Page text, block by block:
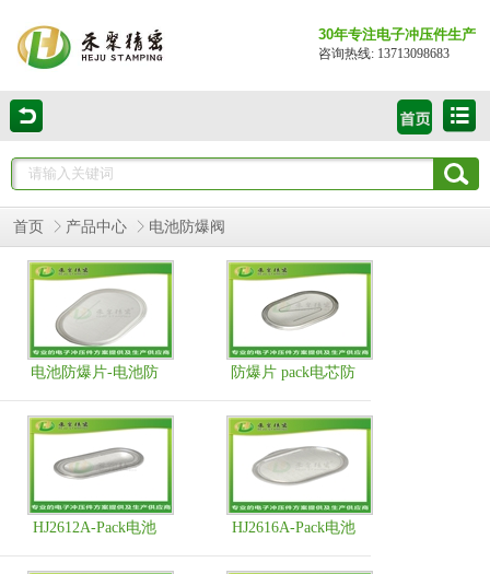
30年专注电子冲压件生产
咨询热线: 13713098683
首页 产品中心 电池防爆阀
电池防爆片-电池防
爆片_动力电池防爆
阀片
防爆片 pack电芯防
爆片 新能源电芯防
爆片 市场占有率百
分之三十
HJ2612A-Pack电池
防爆片-电池防爆片
HJ2616A-Pack电池
防爆片-电池防爆片